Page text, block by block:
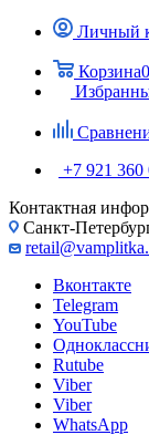
Личный
Корзина0
+7 921 360
Контактная
Санкт-
Вконтакте
Telegram
YouTube
Rutube
Viber
Viber
WhatsApp